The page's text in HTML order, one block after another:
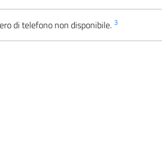
di telefono non disponibile. 3